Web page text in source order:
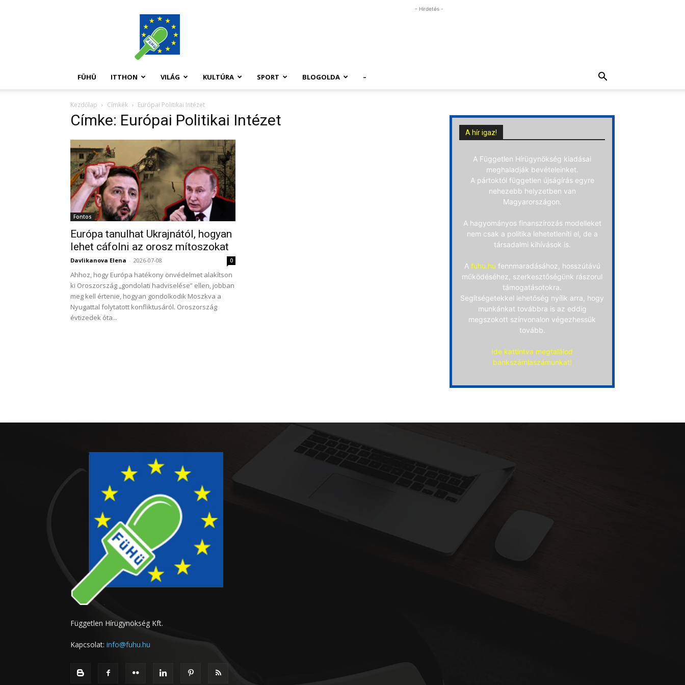
FüHü
- Hirdetés -
FÜHÜ ITTHON VILÁG KULTÚRA SPORT BLOGOLDA –
Kezdőlap Címkék Európai Politikai Intézet
Címke: Európai Politikai Intézet
Fontos
Európa tanulhat Ukrajnától, hogyan
lehet cáfolni az orosz mítoszokat
Davlikanova Elena - 2026-07-08 0
Ahhoz, hogy Európa hatékony önvédelmet alakítson
ki Oroszország „gondolati hadviselése” ellen, jobban
meg kell értenie, hogyan gondolkodik Moszkva a
Nyugattal folytatott konfliktusáról. Oroszország
évtizedek óta...
A hír igaz!
A Független Hírügynökség kiadásai
meghaladják bevételeinket.
A pártoktól független újságírás egyre
nehezebb helyzetben van
Magyarországon.
A hagyományos finanszírozás modelleket
nem csak a politika lehetetleníti el, de a
társadalmi kihívások is.
A fuhu.hu fennmaradásához, hosszútávú
működéséhez, szerkesztőségünk rászorul
támogatásotokra.
Segítségetekkel lehetőség nyílik arra, hogy
munkánkat továbbra is az eddig
megszokott színvonalon végezhessük
tovább.
Ide kattintva megtalálod
bankszámlaszámunkat!
Független Hírügynökség Kft.
Kapcsolat: info@fuhu.hu